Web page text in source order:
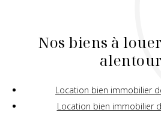
Nos biens à
Location bien immobilier
Location bien immobilier